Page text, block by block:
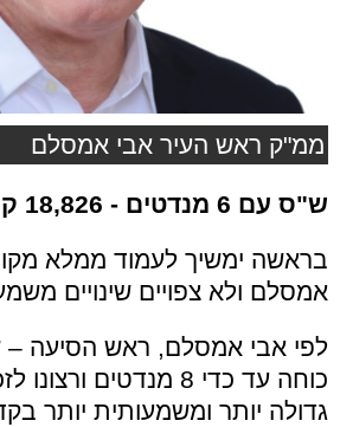
ממ"ק ראש העיר אבי אמסלם
ש"ס עם 6 מנדטים - 18,826 קולות
בראשה ימשיך לעמוד ממלא
אמסלם ולא צפויים שינויים
לפי אבי אמסלם, ראש הסיעה
כוחה עד כדי 8 מנדטים
גדולה יותר ומשמעותית יותר